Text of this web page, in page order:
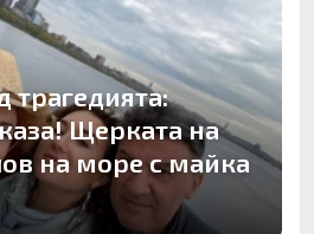
трагедията:
Щерката на
на море с майка